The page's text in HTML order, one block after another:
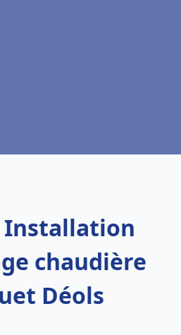
Installation
chaudière
Déols